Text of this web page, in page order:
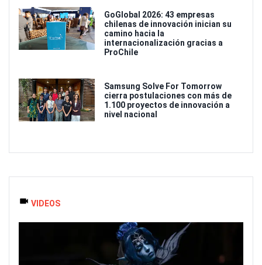
GoGlobal 2026: 43 empresas
chilenas de innovación inician su
camino hacia la
internacionalización gracias a
ProChile
Samsung Solve For Tomorrow
cierra postulaciones con más de
1.100 proyectos de innovación a
nivel nacional
VIDEOS